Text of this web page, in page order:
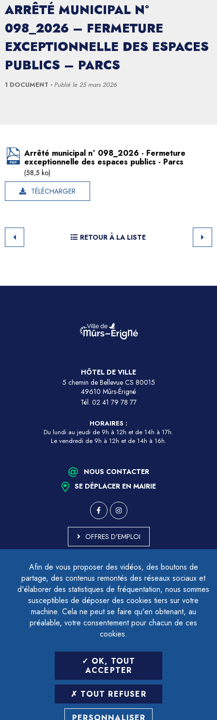
Afin de vous proposer des vidéos, des boutons de
partage, des contenus remontés des réseaux sociaux et
d'élaborer des statistiques de fréquentation, nous sommes
susceptibles de déposer des cookies tiers sur votre
machine. Cela ne peut se faire qu'en obtenant, au
préalable, votre consentement pour chacun de ces
cookies.
OK, TOUT
ACCEPTER
TOUT REFUSER
ARRÊTÉ MUNICIPAL N°
098_2026 – FERMETURE
EXCEPTIONNELLE DES ESPACES
PUBLICS – PARCS
1 DOCUMENT Publié le 25 mars 2026
Arrêté municipal n° 098_2026 - Fermeture
exceptionnelle des espaces publics - Parcs
(58,5 ko)
TÉLÉCHARGER
RETOUR À LA LISTE
HÔTEL DE VILLE
5 chemin de Bellevue CS 80015
49610 Mûrs-Érigné
Tél. 02 41 79 78 77
HORAIRES :
Du lundi au jeudi de 9h à 12h et de 14h à 17h.
Le vendredi de 9h à 12h et de 14h à 16h.
NOUS CONTACTER
SE DÉPLACER EN MAIRIE
OFFRES D'EMPLOI
ACCESSIBILITÉ - PARTIELLEMENT CONFORME
PLAN DU SITE
MENTIONS LÉGALES
CONTACTER LE DÉLÉGUÉ À LA PROTECTION DES DONNÉES
GESTION DES COOKIES
LETTRE D'INFORMATION
SAISIR VOTRE ADRESSE E-MAIL
POUR VOUS INSCRIRE :
ARCHIVES DÉSINSCRIPTION